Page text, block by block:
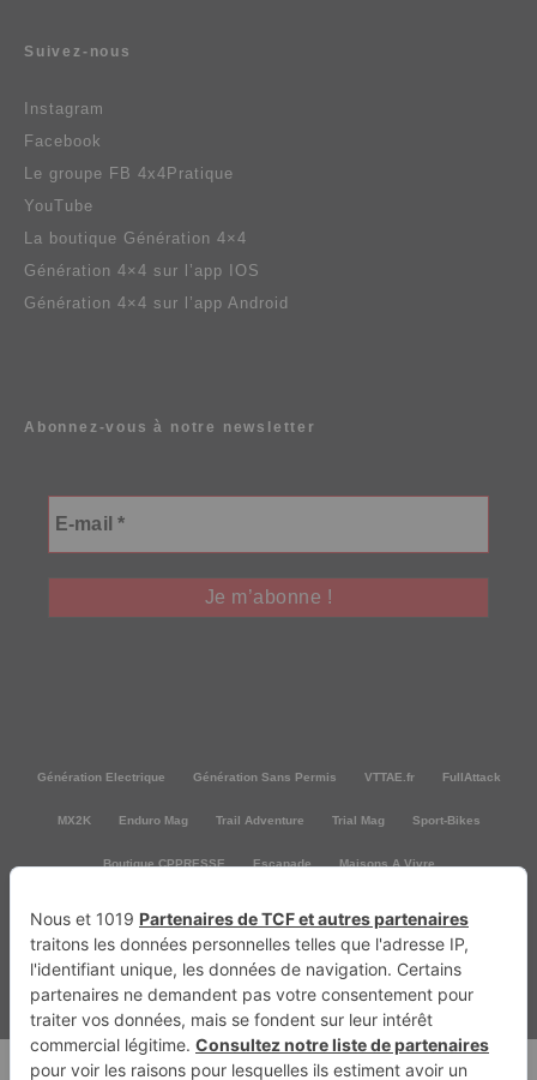
Suivez-nous
Instagram
Facebook
Le groupe FB 4x4Pratique
YouTube
La boutique Génération 4×4
Génération 4×4 sur l’app IOS
Génération 4×4 sur l’app Android
Abonnez-vous à notre newsletter
Génération Electrique Génération Sans Permis VTTAE.fr FullAttack
MX2K Enduro Mag Trail Adventure Trial Mag Sport-Bikes
Boutique CPPRESSE Escapade Maisons A Vivre
Retour en haut
Depuis 2010 - Un magazine du Groupe CPPRESSE